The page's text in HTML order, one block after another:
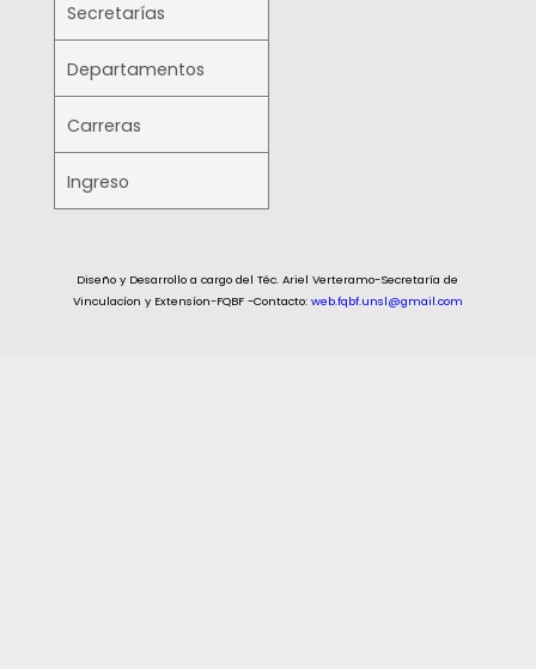
Secretarías
Departamentos
Carreras
Ingreso
Diseño y Desarrollo a cargo del Téc. Ariel Verteramo-Secretaría de
Vinculacíon y Extensíon-FQBF -Contacto: web.fqbf.unsl@gmail.com